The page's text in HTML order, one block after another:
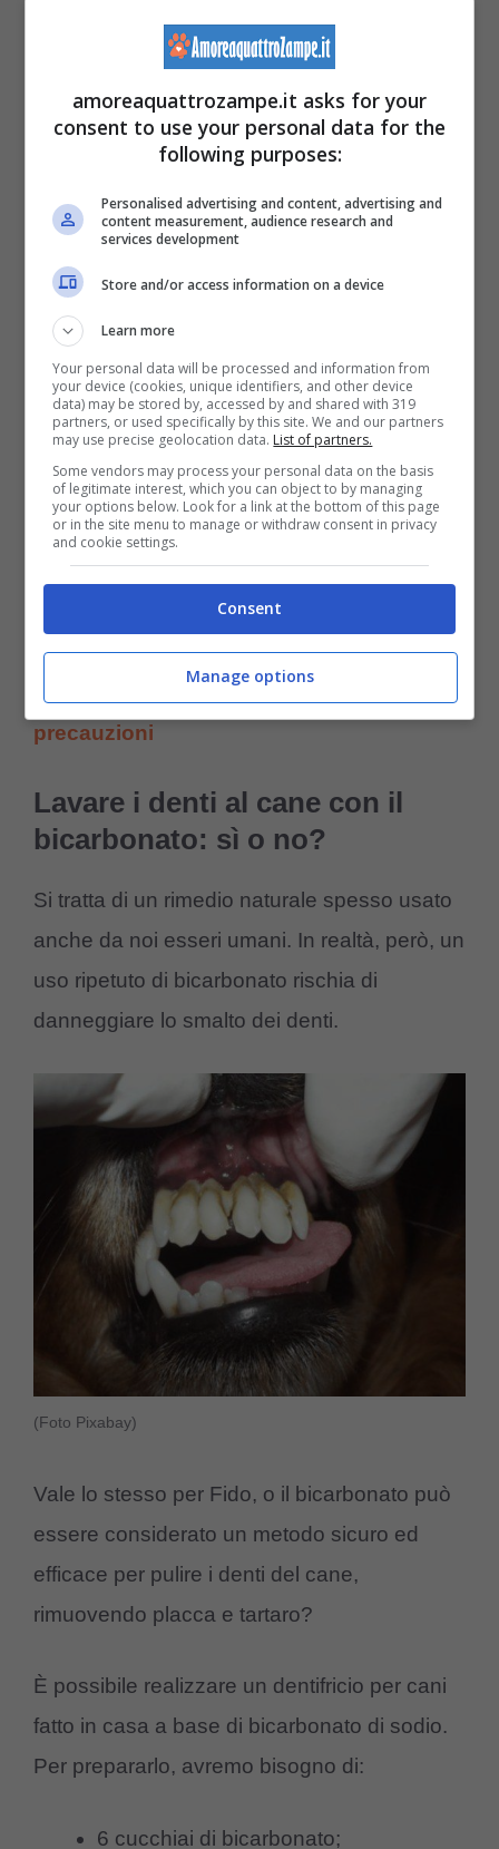
usare il quello per gli esseri umani che
potrebbe contenere ingredienti tossici per gli
Ci sono diversi gusti di dentifricio che
rendono la pulitura dei denti più piacevole.
Per cui prima di trovare quello giusto, forse
ne dovrete cambiare un po’ per trovare
quello più efficace per il vostro fedele
compagno a quattro zampe.
Potrebbe interessarti anche:Come pulire
le zampe al cane al rientro a casa e altre
precauzioni
Lavare i denti al cane con il
bicarbonato: sì o no?
Si tratta di un rimedio naturale spesso usato
anche da noi esseri umani. In realtà, però, un
uso ripetuto di bicarbonato rischia di
danneggiare lo smalto dei denti.
(Foto Pixabay)
Vale lo stesso per Fido, o il bicarbonato può
essere considerato un metodo sicuro ed
efficace per pulire i denti del cane,
rimuovendo placca e tartaro?
È possibile realizzare un dentifricio per cani
fatto in casa a base di bicarbonato di sodio.
Per prepararlo, avremo bisogno di:
6 cucchiai di bicarbonato;
amoreaquattrozampe.it asks for your
consent to use your personal data for the
following purposes:
Personalised advertising and content, advertising and
content measurement, audience research and
services development
Store and/or access information on a device
Learn more
Your personal data will be processed and information from
your device (cookies, unique identifiers, and other device
data) may be stored by, accessed by and shared with 319
partners, or used specifically by this site. We and our partners
may use precise geolocation data. List of partners.
Some vendors may process your personal data on the basis
of legitimate interest, which you can object to by managing
your options below. Look for a link at the bottom of this page
or in the site menu to manage or withdraw consent in privacy
and cookie settings.
Consent
Manage options